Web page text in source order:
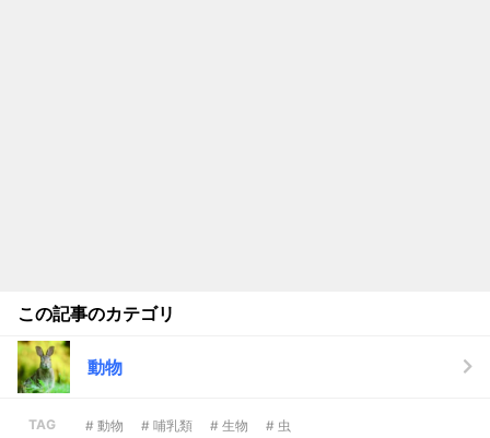
この記事のカテゴリ
動物
TAG # 動物 # 哺乳類 # 生物 # 虫